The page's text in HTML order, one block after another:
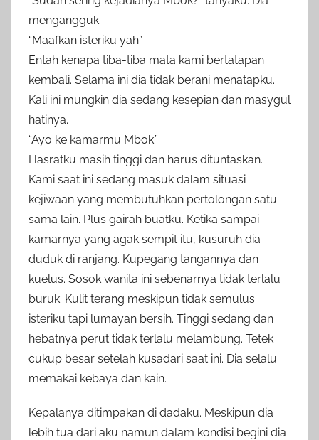
mengangguk.
“Maafkan isteriku yah”
Entah kenapa tiba-tiba mata kami bertatapan
kembali. Selama ini dia tidak berani menatapku.
Kali ini mungkin dia sedang kesepian dan masygul
hatinya.
“Ayo ke kamarmu Mbok.”
Hasratku masih tinggi dan harus dituntaskan.
Kami saat ini sedang masuk dalam situasi
kejiwaan yang membutuhkan pertolongan satu
sama lain. Plus gairah buatku. Ketika sampai
kamarnya yang agak sempit itu, kusuruh dia
duduk di ranjang. Kupegang tangannya dan
kuelus. Sosok wanita ini sebenarnya tidak terlalu
buruk. Kulit terang meskipun tidak semulus
isteriku tapi lumayan bersih. Tinggi sedang dan
hebatnya perut tidak terlalu melambung. Tetek
cukup besar setelah kusadari saat ini. Dia selalu
memakai kebaya dan kain.
Kepalanya ditimpakan di dadaku. Meskipun dia
lebih tua dari aku namun dalam kondisi begini dia